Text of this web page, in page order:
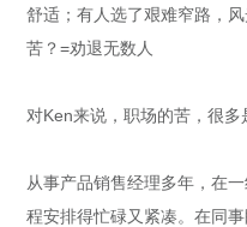
舒适；有人选了艰难窄路，
苦？=劝退无数人
对Ken来说，职场的苦，很多
从事产品销售经理多年，在
程安排得忙碌又紧凑。在同